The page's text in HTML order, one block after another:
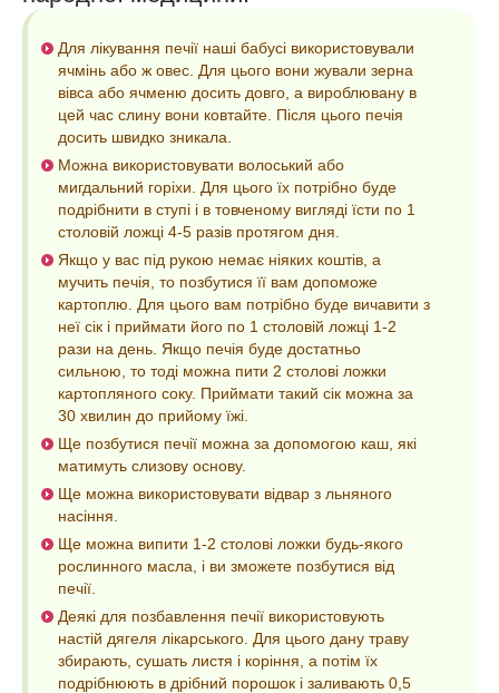
Для лікування печії наші бабусі використовували
ячмінь або ж овес. Для цього вони жували зерна
вівса або ячменю досить довго, а вироблювану в
цей час слину вони ковтайте. Після цього печія
досить швидко зникала.
Можна використовувати волоський або
мигдальний горіхи. Для цього їх потрібно буде
подрібнити в ступі і в товченому вигляді їсти по 1
столовій ложці 4-5 разів протягом дня.
Якщо у вас під рукою немає ніяких коштів, а
мучить печія, то позбутися її вам допоможе
картоплю. Для цього вам потрібно буде вичавити з
неї сік і приймати його по 1 столовій ложці 1-2
рази на день. Якщо печія буде достатньо
сильною, то тоді можна пити 2 столові ложки
картопляного соку. Приймати такий сік можна за
30 хвилин до прийому їжі.
Ще позбутися печії можна за допомогою каш, які
матимуть слизову основу.
Ще можна використовувати відвар з льняного
насіння.
Ще можна випити 1-2 столові ложки будь-якого
рослинного масла, і ви зможете позбутися від
печії.
Деякі для позбавлення печії використовують
настій дягеля лікарського. Для цього дану траву
збирають, сушать листя і коріння, а потім їх
подрібнюють в дрібний порошок і заливають 0,5